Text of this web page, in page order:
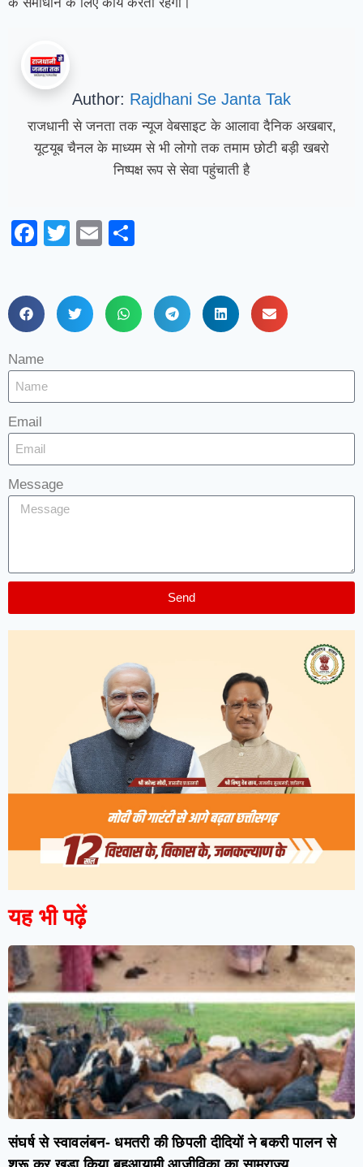
Author: Rajdhani Se Janta Tak
राजधानी से जनता तक न्यूज वेबसाइट के आलावा दैनिक अखबार,
यूटयूब चैनल के माध्यम से भी लोगो तक तमाम छोटी बड़ी खबरो
निष्पक्ष रूप से सेवा पहुंचाती है
Facebook
TwitterEmail
Name
Email
Message
Send
यह भी पढ़ें
संघर्ष से स्वावलंबन- धमतरी की छिपली दीदियों ने बकरी पालन से